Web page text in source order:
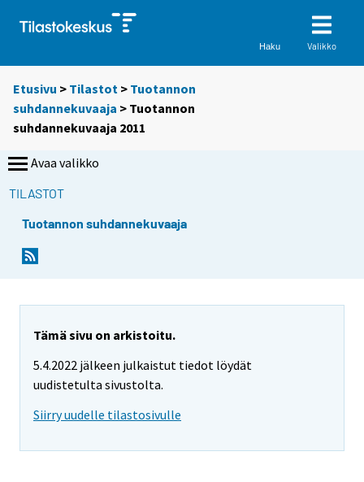
Haku Valikko
Etusivu > Tilastot > Tuotannon
suhdannekuvaaja > Tuotannon
suhdannekuvaaja 2011
Avaa valikko
TILASTOT
Tuotannon suhdannekuvaaja
Tämä sivu on arkistoitu.
5.4.2022 jälkeen julkaistut tiedot löydät
uudistetulta sivustolta.
Siirry uudelle tilastosivulle